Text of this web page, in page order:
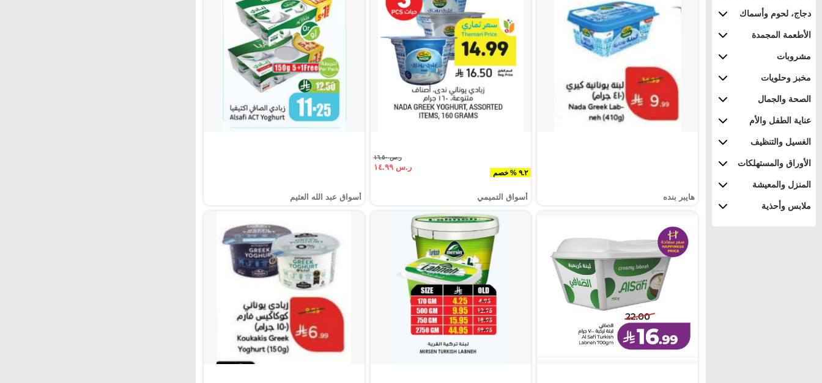
دجاج، لحوم وأسماك
الأطعمة المجمدة
مشروبات
مخبز وحلويات
الصحة والجمال
عناية الطفل والأم
الغسيل والتنظيف
الأوراق والمستهلكات
المنزل والمعيشة
ملابس وأحذية
هايبر بنده
٩.٢ % خصم
ر.س ١٦.٥٠
ر.س ١٤.٩٩
أسواق التميمي أسواق عبد الله العثيم